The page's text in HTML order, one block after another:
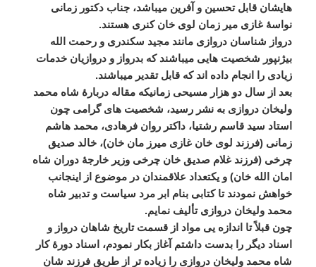
هایشان قابل تحسین و آفرین میباشد، جناب دکتور زمانی
نواسۀ غازی میر زمان لوی خان کنری هستند.
درواز شناسان دروازی مانند مجید سکندری و رحمت الله
بیژنپور شخصیت هایی میباشند که بدرواز و دروازیان خدمات
زیادی را انجام داده اند که قابل تقدیر میباشند.
بعد از سال دو هزار مسیحی زمانیکه مقاله دربارۀ شاه محمد
ولیخان دروازی به نشر رسید، شخصیت های گرامی چون
استاد سید قاسم رشتیا، داکتر روان فرهادی، محمد هاشم
زمانی (فرزند لوی خان غازی میرز مان خان)، خالد صدیق
چرخی (فرزند غلام صدیق خان چرخی وزیر خارجۀ دوران شاه
امان الله خان)و یکتعداد علاقمندان در موضوع از
اینجانب
خواهش نمودند تا کتابی بنام ابر مرد سیاست و تدبیر شاه
محمد ولیخان دروازی تألیف نمایم.
چون قبلاً تا اندازه یی مواد از قسمت تاریخ شاهان درواز و
اسناد دیگر را بدست داشتم آغاز بکار نمودم، اسناد دورۀ کار
شاه محمد ولیخان دروازی را زیاده تر از طریق فرزند شان